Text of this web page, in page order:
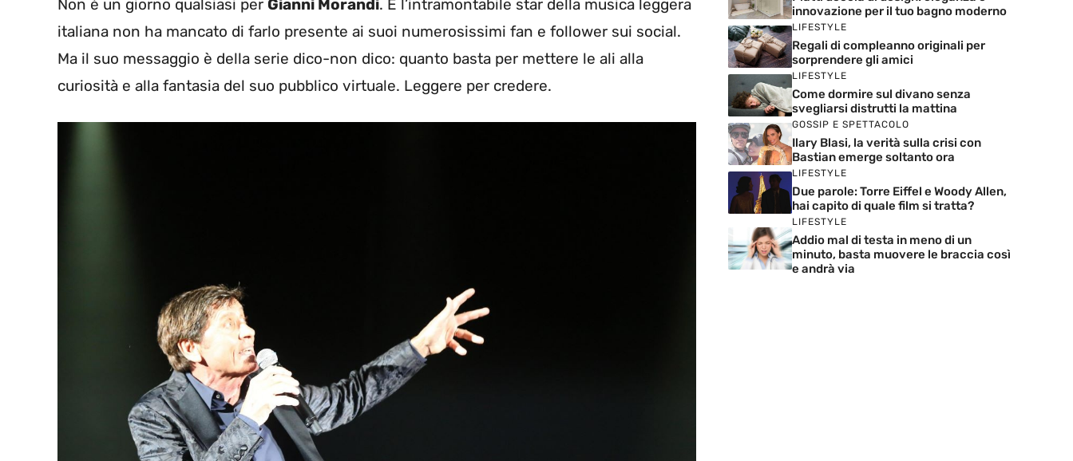
Non è un giorno qualsiasi per Gianni Morandi. E l’intramontabile star della musica leggera
italiana non ha mancato di farlo presente ai suoi numerosissimi fan e follower sui social.
Ma il suo messaggio è della serie dico-non dico: quanto basta per mettere le ali alla
curiosità e alla fantasia del suo pubblico virtuale. Leggere per credere.
innovazione per il tuo bagno moderno
LIFESTYLE
Regali di compleanno originali per
sorprendere gli amici
LIFESTYLE
Come dormire sul divano senza
svegliarsi distrutti la mattina
GOSSIP E SPETTACOLO
Ilary Blasi, la verità sulla crisi con
Bastian emerge soltanto ora
LIFESTYLE
Due parole: Torre Eiffel e Woody Allen,
hai capito di quale film si tratta?
LIFESTYLE
Addio mal di testa in meno di un
minuto, basta muovere le braccia così
e andrà via